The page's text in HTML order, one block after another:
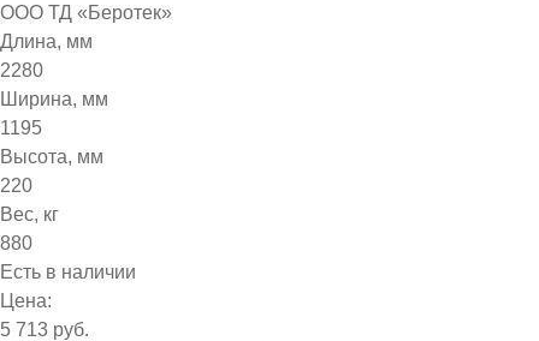
ООО ТД «Беротек»
Длина, мм
2280
Ширина, мм
1195
Высота, мм
220
Вес, кг
880
Есть в наличии
Цена:
5 713 руб.